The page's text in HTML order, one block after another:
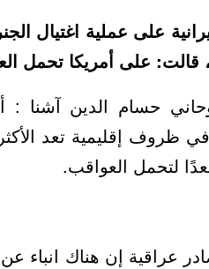
على عملية اغتيال
قالت: على أمريكا تحمل
حسام الدين آشنا :
في ظروف إقليمية تعد
لتحمل العواقب.
عراقية إن هناك انباء